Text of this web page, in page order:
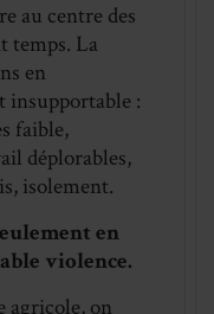
au centre des
temps. La
en
insupportable :
faible,
déplorables,
isolement.
en
violence.
agricole, on